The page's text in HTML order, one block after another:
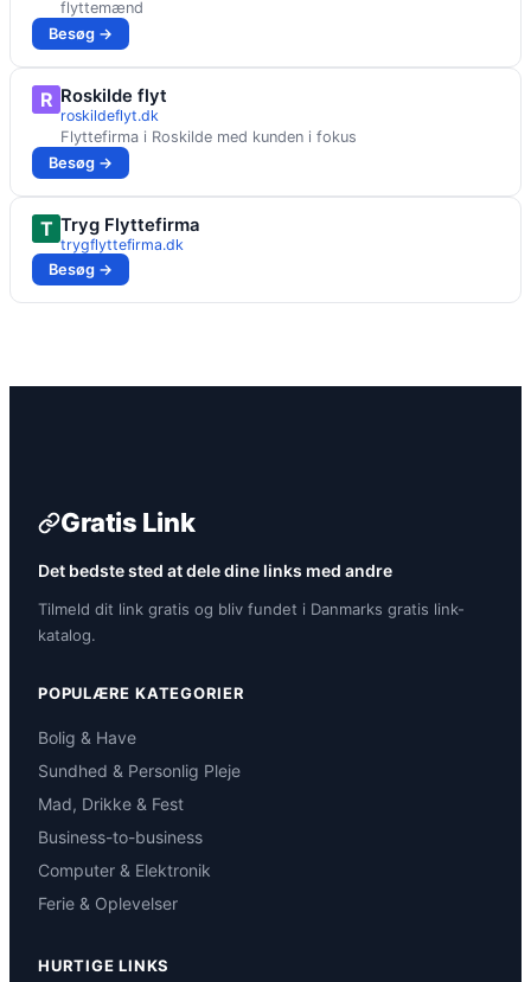
flyttemænd
Besøg →
R Roskilde flyt
roskildeflyt.dk
Flyttefirma i Roskilde med kunden i fokus
Besøg →
T Tryg Flyttefirma
trygflyttefirma.dk
Besøg →
Gratis Link
Det bedste sted at dele dine links med andre
Tilmeld dit link gratis og bliv fundet i Danmarks gratis link-
katalog.
POPULÆRE KATEGORIER
Bolig & Have
Sundhed & Personlig Pleje
Mad, Drikke & Fest
Business-to-business
Computer & Elektronik
Ferie & Oplevelser
HURTIGE LINKS